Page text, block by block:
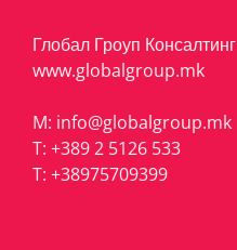
Глобал Гроуп Консалтинг
www.globalgroup.mk
M: info@globalgroup.mk
T: +389 2 5126 533
T: +38975709399